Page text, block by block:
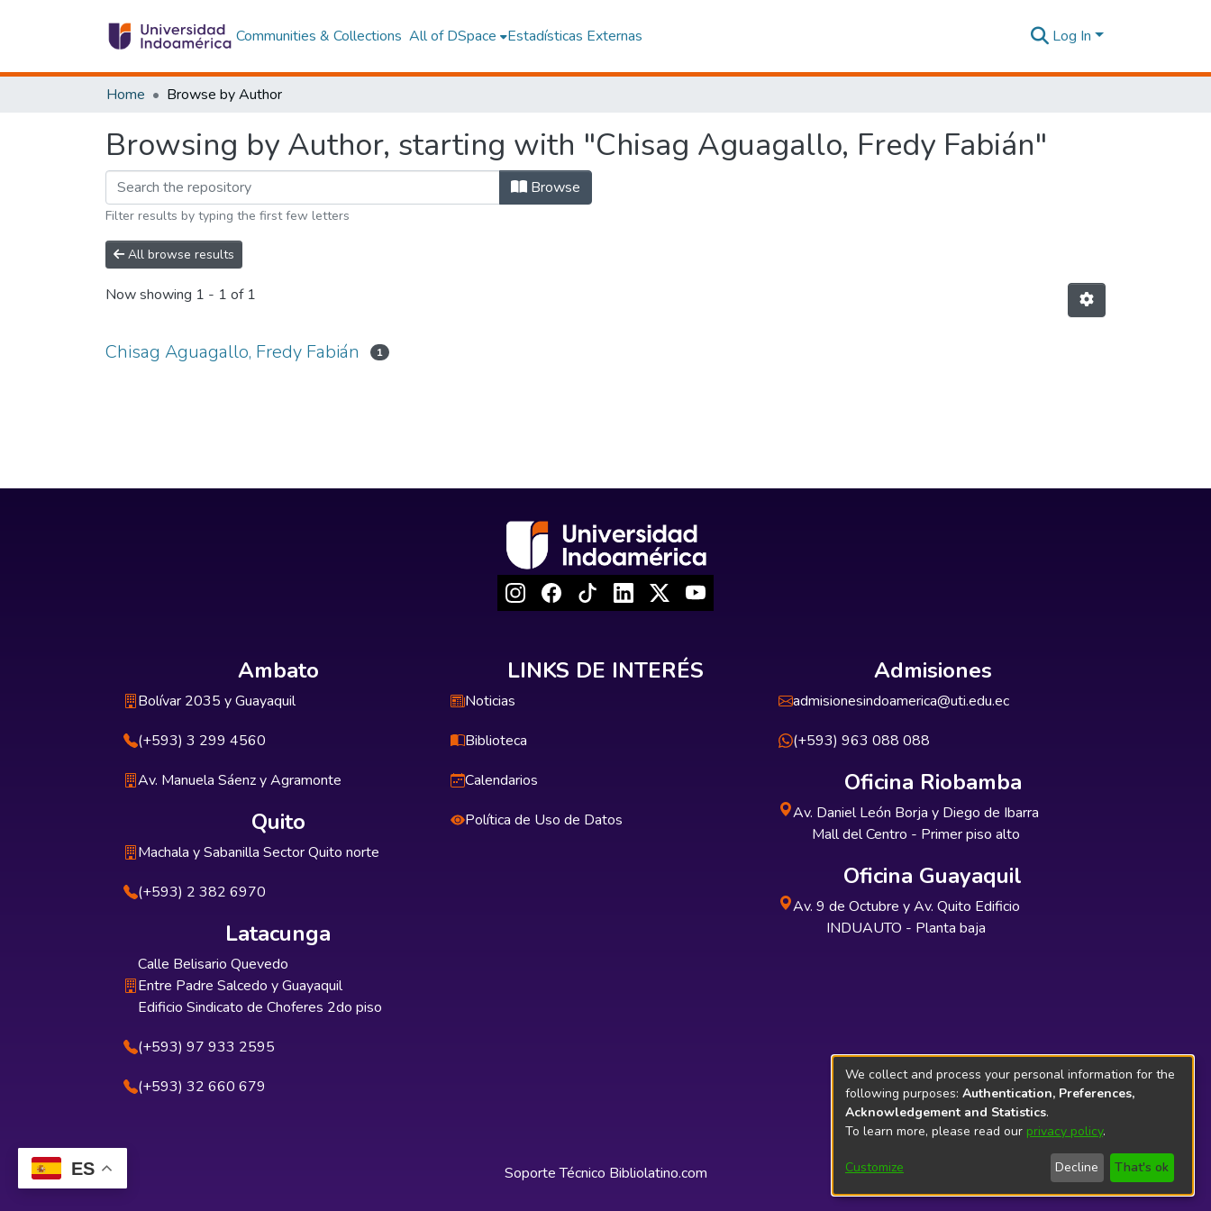
ES
Communities & Collections All of DSpace Estadísticas Externas Log In
Home Browse by Author
Browsing by Author, starting with "Chisag Aguagallo, Fredy Fabián"
Browse
Filter results by typing the first few letters
All browse results
Now showing 1 - 1 of 1
Chisag Aguagallo, Fredy Fabián 1
Ambato
Bolívar 2035 y Guayaquil
(+593) 3 299 4560
Av. Manuela Sáenz y Agramonte
Quito
Machala y Sabanilla Sector Quito norte
(+593) 2 382 6970
Latacunga
Calle Belisario Quevedo
Entre Padre Salcedo y Guayaquil
Edificio Sindicato de Choferes 2do piso
(+593) 97 933 2595
(+593) 32 660 679
LINKS DE INTERÉS
Noticias
Biblioteca
Calendarios
Política de Uso de Datos
Admisiones
admisionesindoamerica@uti.edu.ec
(+593) 963 088 088
Oficina Riobamba
Av. Daniel León Borja y Diego de Ibarra
Mall del Centro - Primer piso alto
Oficina Guayaquil
Av. 9 de Octubre y Av. Quito Edificio
INDUAUTO - Planta baja
Soporte Técnico Bibliolatino.com
We collect and process your personal information for the
following purposes: Authentication, Preferences,
Acknowledgement and Statistics.
To learn more, please read our privacy policy.
Customize Decline That's ok